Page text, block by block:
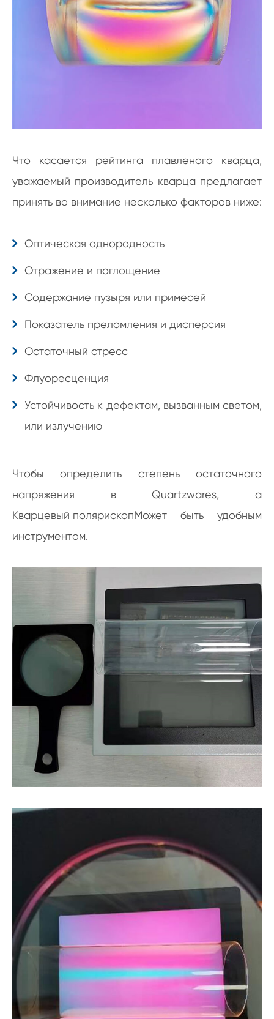
Что касается рейтинга плавленого кварца,
уважаемый производитель кварца предлагает
принять во внимание несколько факторов ниже:
Оптическая однородность
Отражение и поглощение
Содержание пузыря или примесей
Показатель преломления и дисперсия
Остаточный стресс
Флуоресценция
Устойчивость к дефектам, вызванным светом,
или излучению
Чтобы определить степень остаточного
напряжения в Quartzwares, a
Кварцевый полярископМожет быть удобным
инструментом.